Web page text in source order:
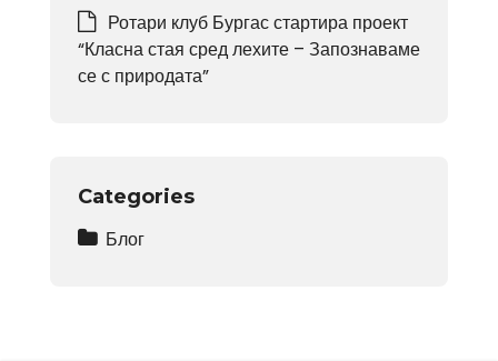
Ротари клуб Бургас стартира проект
“Класна стая сред лехите – Запознаваме
се с природата”
Categories
Блог